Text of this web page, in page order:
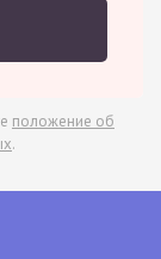
положение об
.